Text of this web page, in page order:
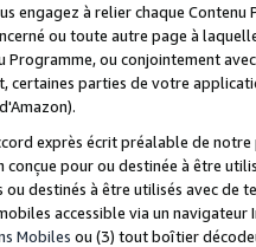
engagez à relier chaque
ou toute autre page à
Programme, ou conjointement
certaines parties de votre
exprès écrit préalable de
conçue pour ou destinée à être
ou destinés à être utilisés avec de
accessible via un
Mobiles ou (3) tout boîtier